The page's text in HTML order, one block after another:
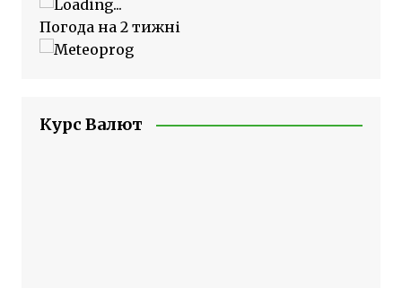
Погода на 2 тижні
Курс Валют